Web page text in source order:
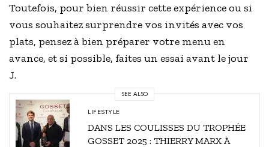
Toutefois, pour bien réussir cette expérience ou si
vous souhaitez surprendre vos invités avec vos
plats, pensez à bien préparer votre menu en
avance, et si possible, faites un essai avant le jour
J.
SEE ALSO
LIFESTYLE
DANS LES COULISSES DU TROPHÉE
GOSSET 2025 : THIERRY MARX À